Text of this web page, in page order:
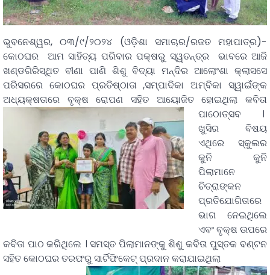
ଭୁବନେଶ୍ୱର, ୦୩/୯/୨୦୨୪ (ଓଡ଼ିଶା ସମାଚାର/ରଜତ ମହାପାତ୍ର)-
କୋଠଘର ଆମ ସାହିତ୍ୟ ପରିବାର ପକ୍ଷରୁ ସ୍ୱତନ୍ତ୍ର ଭାବରେ ଆଜି
ଖଣ୍ଡଗିରିସ୍ଥିତ ବୀଣା ପାଣି ଶିଶୁ ବିଦ୍ୟା ମନ୍ଦିର ଆଲୋଂଶା କ୍ଲାସସେ
ପରିସରରେ କୋଠଘର ପ୍ରତିଷ୍ଠାତା ,ସମ୍ପାଦିକା ଅମ୍ବିକା ସ୍ୱାଇଁଙ୍କ
ଅଧ୍ୟକ୍ଷତାରେ ବୃକ୍ଷ ରୋପଣ ସହିତ ଆୟୋଜିତ ହୋଇଥିଲା କବିତା
ପାଠୋତ୍ସବ ।
ଖୁସିର ବିଷୟ
ଏଥିରେ ସ୍କୁଲର
କୁନି କୁନି
ପିଲାମାନେ
ଚିତ୍ରାଙ୍କନ
ପ୍ରତିଯୋଗିତାରେ
ଭାଗ ନେଇଥିଲେ
ଏବଂ ବୃକ୍ଷ ଉପରେ
କବିତା ପାଠ କରିଥିଲେ । ସମସ୍ତ ପିଲାମାନଙ୍କୁ ଶିଶୁ କବିତା ପୁସ୍ତକ ବଣ୍ଟନ
ସହିତ କୋଠଘର ତରଫରୁ ସାର୍ଟିଫିକେଟ୍ ପ୍ରଦାନ କରାଯାଇଥିଲା